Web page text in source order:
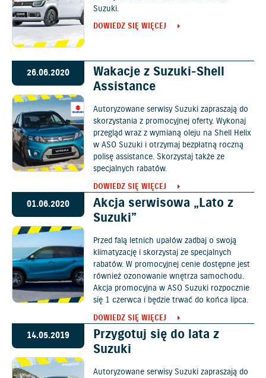
Suzuki.
DOWIEDZ SIĘ WIĘCEJ
26.06.2020
Wakacje z Suzuki-Shell
Assistance
Autoryzowane serwisy Suzuki zapraszają do
skorzystania z promocyjnej oferty. Wykonaj
przegląd wraz z wymianą oleju na Shell Helix
w ASO Suzuki i otrzymaj bezpłatną roczną
polisę assistance. Skorzystaj także ze
specjalnych rabatów.
DOWIEDZ SIĘ WIĘCEJ
01.06.2020
Akcja serwisowa „Lato z
Suzuki”
Przed falą letnich upałów zadbaj o swoją
klimatyzację i skorzystaj ze specjalnych
rabatów. W promocyjnej cenie dostępne jest
również ozonowanie wnętrza samochodu.
Akcja promocyjna w ASO Suzuki rozpocznie
się 1 czerwca i będzie trwać do końca lipca.
DOWIEDZ SIĘ WIĘCEJ
14.05.2019
Przygotuj się do lata z
Suzuki
Autoryzowane serwisy Suzuki zapraszają do